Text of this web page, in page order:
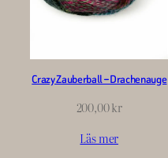
Crazy Zauberball – Drachenauge
200,00kr
Läs mer